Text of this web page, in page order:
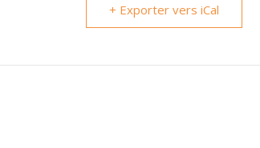
+ Exporter vers iCal